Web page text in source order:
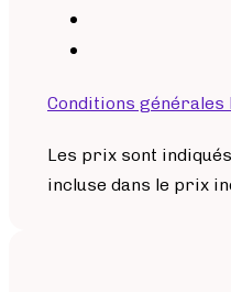
Conditions générales
Les prix sont
incluse dans le prix